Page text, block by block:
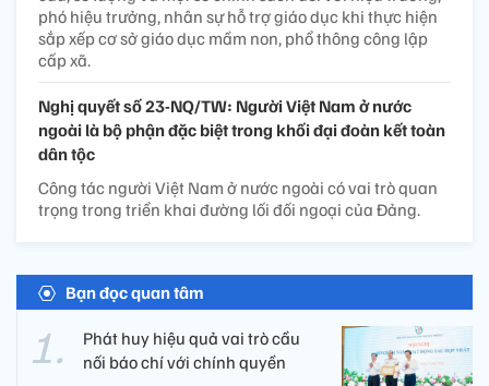
phó hiệu trưởng, nhân sự hỗ trợ giáo dục khi thực hiện
sắp xếp cơ sở giáo dục mầm non, phổ thông công lập
cấp xã.
Nghị quyết số 23-NQ/TW: Người Việt Nam ở nước
ngoài là bộ phận đặc biệt trong khối đại đoàn kết toàn
dân tộc
Công tác người Việt Nam ở nước ngoài có vai trò quan
trọng trong triển khai đường lối đối ngoại của Đảng.
Bạn đọc quan tâm
Phát huy hiệu quả vai trò cầu
nối báo chí với chính quyền